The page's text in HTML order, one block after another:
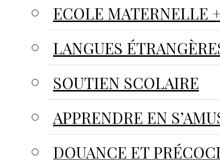
ECOLE MATERNELLE
LANGUES
SOUTIEN SCOLAIRE
APPRENDRE EN
DOUANCE ET